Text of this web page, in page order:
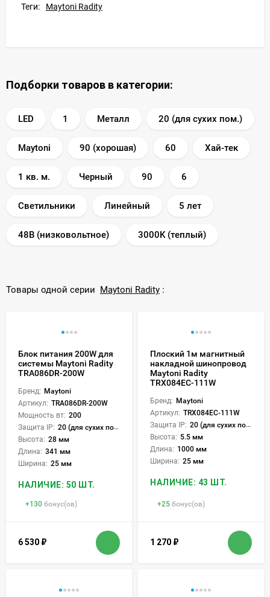
Теги: Maytoni Radity
Подборки товаров в категории:
LED 1 Металл 20 (для сухих пом.)
Maytoni 90 (хорошая) 60 Хай-тек
1 кв. м. Черный 90 6
Светильники Линейный 5 лет
48В (низковольтное) 3000K (теплый)
Товары одной серии Maytoni Radity :
Блок питания 200W для
системы Maytoni Radity
TRA086DR-200W
Бренд: Maytoni
Артикул: TRA086DR-200W
Мощность вт: 200
Защита IP: 20 (для сухих пом.)
Высота: 28 мм
Длина: 341 мм
Ширина: 25 мм
НАЛИЧИЕ: 50 ШТ.
+130 бонус(ов)
6 530 ₽
Плоский 1м магнитный
накладной шинопровод
Maytoni Radity
TRX084EC-111W
Бренд: Maytoni
Артикул: TRX084EC-111W
Защита IP: 20 (для сухих пом.)
Высота: 5.5 мм
Длина: 1000 мм
Ширина: 25 мм
НАЛИЧИЕ: 43 ШТ.
+25 бонус(ов)
1 270 ₽